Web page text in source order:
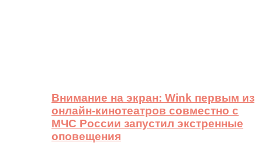
Внимание на экран: Wink первым из
онлайн-кинотеатров совместно с
МЧС России запустил экстренные
оповещения